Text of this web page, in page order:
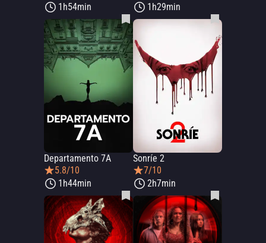
1h54min
1h29min
Departamento 7A
5.8/10
1h44min
Sonríe 2
7/10
2h7min